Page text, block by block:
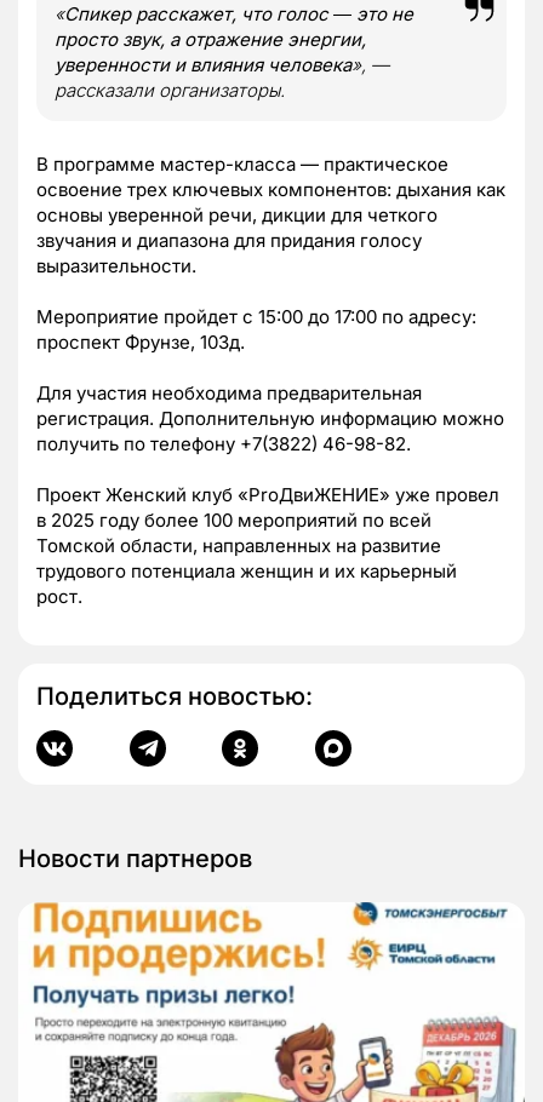
«Спикер расскажет, что голос ― это не
просто звук, а отражение энергии,
уверенности и влияния человека», —
рассказали организаторы.
В программе мастер-класса — практическое
освоение трех ключевых компонентов: дыхания как
основы уверенной речи, дикции для четкого
звучания и диапазона для придания голосу
выразительности.
Мероприятие пройдет с 15:00 до 17:00 по адресу:
проспект Фрунзе, 103д.
Для участия необходима предварительная
регистрация. Дополнительную информацию можно
получить по телефону +7(3822) 46-98-82.
Проект Женский клуб «ProДвиЖЕНИЕ» уже провел
в 2025 году более 100 мероприятий по всей
Томской области, направленных на развитие
трудового потенциала женщин и их карьерный
рост.
Поделиться новостью:
Новости партнеров